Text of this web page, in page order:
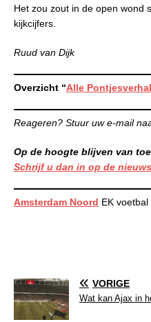
Het zou zout in de open wond
kijkcijfers.
Ruud van Dijk
Overzicht “Alle
Reageren? Stuur uw e-mail
Op de hoogte blijven van
Schrijf u dan in op de
Amsterdam Noord EK voetbal
VORIGE
Wat kan Ajax in